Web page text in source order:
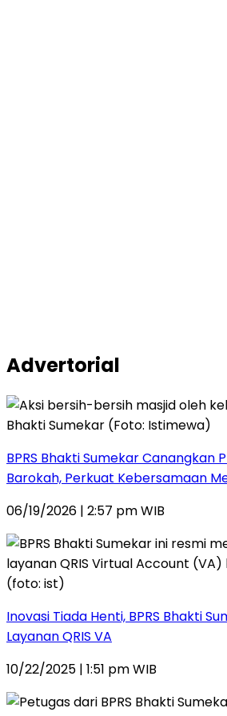
Advertorial
BPRS Bhakti Sumekar Canangkan
Barokah, Perkuat Kebersamaan
06/19/2026 | 2:57 pm WIB
Inovasi Tiada Henti, BPRS Bhakti
Layanan QRIS VA
10/22/2025 | 1:51 pm WIB